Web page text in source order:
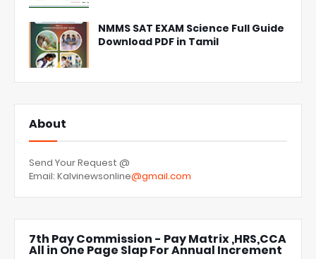
NMMS SAT EXAM Science Full Guide
Download PDF in Tamil
About
Send Your Request @
Email: Kalvinewsonline@gmail.com
7th Pay Commission - Pay Matrix ,HRS,CCA
All in One Page Slap For Annual Increment